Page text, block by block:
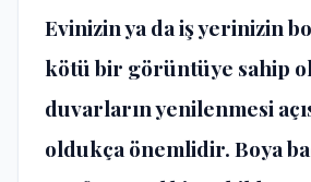
Evinizin ya da iş yerinizin
kötü bir görüntüye sahip
duvarların yenilenmesi
oldukça önemlidir.Boya